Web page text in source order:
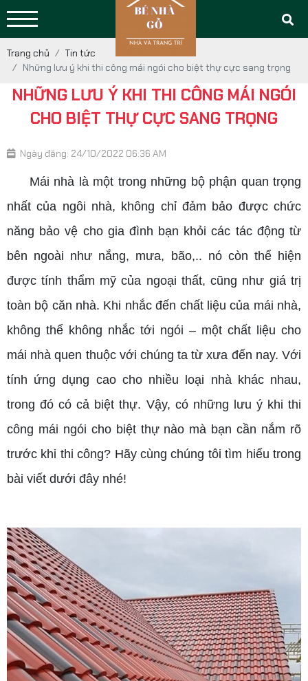
Trang chủ
Tin tức
Những lưu ý khi thi công mái ngói cho biệt thự cực sang trọng
NHỮNG LƯU Ý KHI THI CÔNG MÁI NGÓI
CHO BIỆT THỰ CỰC SANG TRỌNG
Ngày đăng: 24/10/2022 06:36 AM
Mái nhà là một trong những bộ phận quan trọng
nhất của ngôi nhà, không chỉ đảm bảo được chức
năng bảo vệ cho gia đình bạn khỏi các tác động từ
bên ngoài như nắng, mưa, bão,.. nó còn thể hiện
được tính thẩm mỹ của ngoại thất, cũng như giá trị
toàn bộ căn nhà. Khi nhắc đến chất liệu của mái nhà,
không thể không nhắc tới ngói – một chất liệu cho
mái nhà quen thuộc với chúng ta từ xưa đến nay. Với
tính ứng dụng cao cho nhiều loại nhà khác nhau,
trong đó có cả biệt thự. Vậy, có những lưu ý khi thi
công mái ngói cho biệt thự nào mà bạn cần nắm rõ
trước khi thi công? Hãy cùng chúng tôi tìm hiểu trong
bài viết dưới đây nhé!